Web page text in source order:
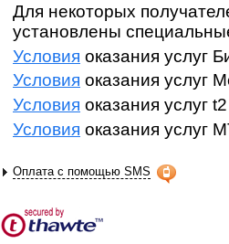
Для некоторых
установлены
Условия оказания услуг
Условия оказания услуг
Условия оказания услуг t2
Условия оказания услуг
Оплата с помощью SMS